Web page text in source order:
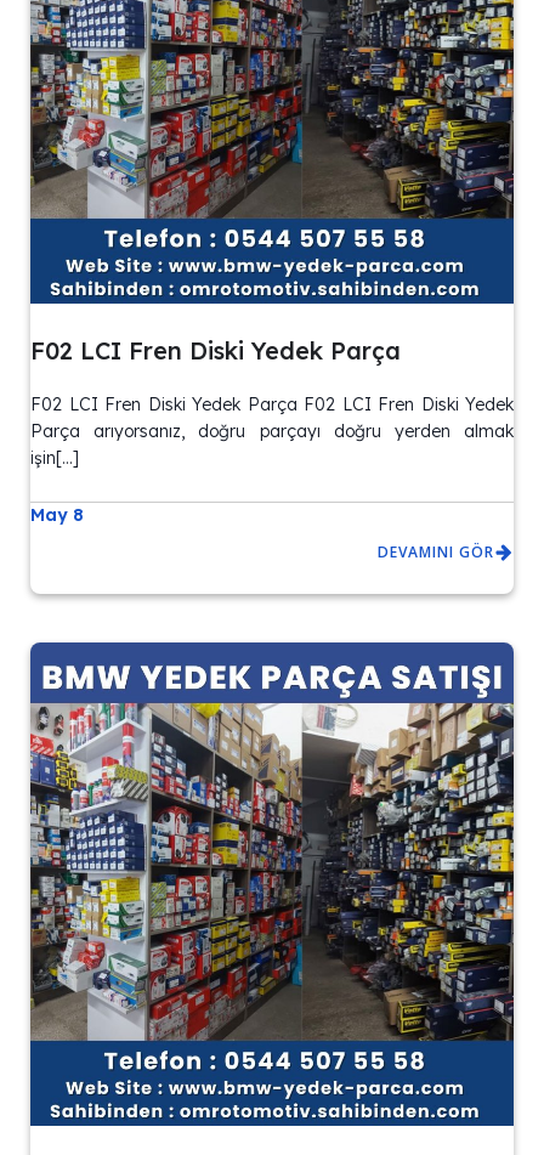
F02 LCI Fren Diski Yedek Parça
F02 LCI Fren Diski Yedek Parça F02 LCI Fren Diski Yedek
Parça arıyorsanız, doğru parçayı doğru yerden almak
işin[…]
May 8
DEVAMINI GÖR